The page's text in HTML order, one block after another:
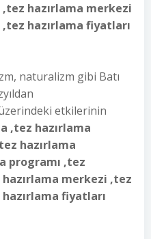
hazırlama merkezi
hazırlama fiyatları
naturalizm gibi Batı
etkilerinin
,tez hazırlama
hazırlama
programı ,tez
merkezi ,tez
fiyatları